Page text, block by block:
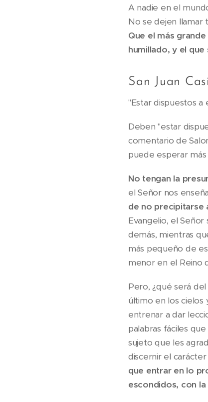
A nadie en el
No se dejen llamar
Que el más
humillado, y el que
San Juan
"Estar dispuestos a
Deben "estar
comentario de
puede esperar
No tengan la
el Señor nos
de no precipitarse
Evangelio, el
demás, mientras
más pequeño de
menor en el Reino
Pero, ¿qué será
último en los cielos
entrenar a dar
palabras fáciles
sujeto que les
discernir el
que entrar en lo
escondidos, con